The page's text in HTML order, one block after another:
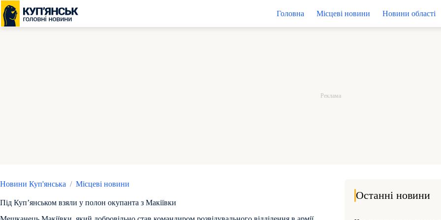
Перейти
до
вмісту
Головна Місцеві новини Новини області
Новини Куп'янська / Місцеві новини
Під Купʼянськом взяли у полон окупанта з Макіївки
Останні новини